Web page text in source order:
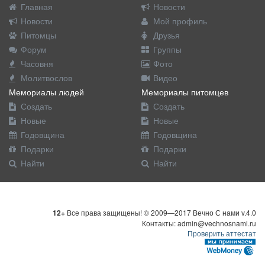
Главная
Новости
Питомцы
Форум
Часовня
Молитвослов
Новости
Мой профиль
Друзья
Группы
Фото
Видео
Мемориалы людей
Создать
Новые
Годовщина
Подарки
Найти
Мемориалы питомцев
Создать
Новые
Годовщина
Подарки
Найти
12+ Все права защищены! © 2009—2017 Вечно С нами v.4.0
Контакты: admin@vechnosnami.ru
Проверить аттестат